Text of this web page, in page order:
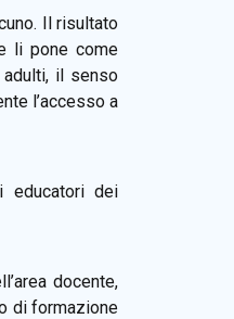
Il risultato
li pone come
il senso
l’accesso a
educatori dei
docente,
di formazione